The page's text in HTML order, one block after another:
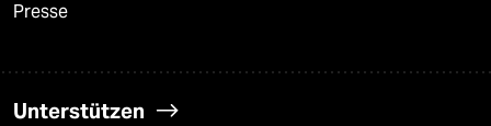
Presse
Unterstützen